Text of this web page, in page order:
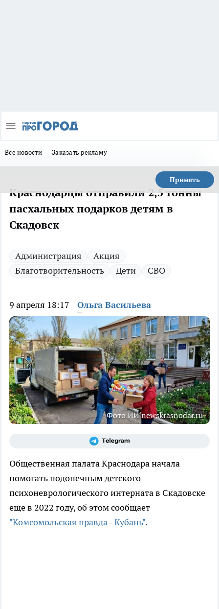
Все новости Заказать рекламу
Принять
Краснодарцы отправили 2,5 тонны
пасхальных подарков детям в
Скадовск
Администрация
Акция
Благотворительность
Дети СВО
9 апреля 18:17 Ольга Васильева
Фото ИИ newskrasnodar.ru
Общественная палата Краснодара начала
помогать подопечным детского
психоневрологического интерната в Скадовске
еще в 2022 году, об этом сообщает
"Комсомольская правда - Кубань".